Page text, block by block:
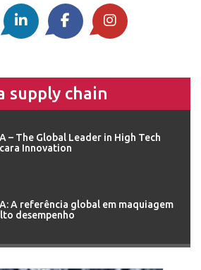
supply chain
– The Global Leader in High Tech
Innovation
A referência global em maquiagem
desempenho